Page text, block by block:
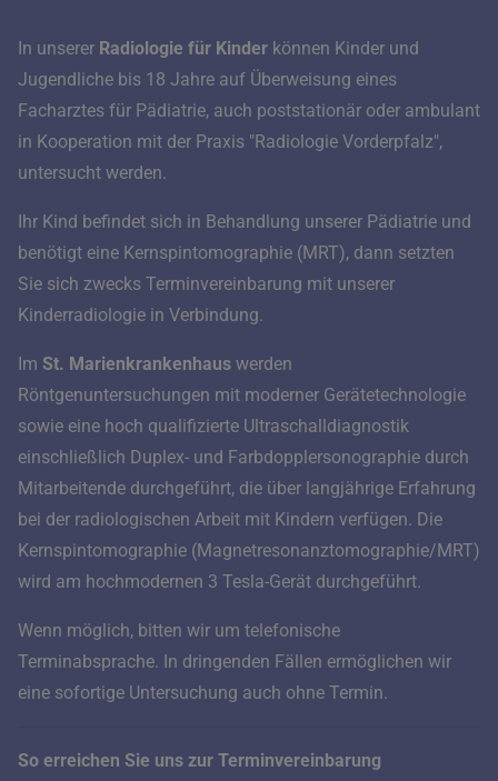
In unserer Radiologie für Kinder können Kinder und
Jugendliche bis 18 Jahre auf Überweisung eines
Facharztes für Pädiatrie, auch poststationär oder ambulant
in Kooperation mit der Praxis "Radiologie Vorderpfalz",
untersucht werden.
Ihr Kind befindet sich in Behandlung unserer Pädiatrie und
benötigt eine Kernspintomographie (MRT), dann setzten
Sie sich zwecks Terminvereinbarung mit unserer
Kinderradiologie in Verbindung.
Im St. Marienkrankenhaus werden
Röntgenuntersuchungen mit moderner Gerätetechnologie
sowie eine hoch qualifizierte Ultraschalldiagnostik
einschließlich Duplex- und Farbdopplersonographie durch
Mitarbeitende durchgeführt, die über langjährige Erfahrung
bei der radiologischen Arbeit mit Kindern verfügen. Die
Kernspintomographie (Magnetresonanztomographie/MRT)
wird am hochmodernen 3 Tesla-Gerät durchgeführt.
Wenn möglich, bitten wir um telefonische
Terminabsprache. In dringenden Fällen ermöglichen wir
eine sofortige Untersuchung auch ohne Termin.
So erreichen Sie uns zur Terminvereinbarung